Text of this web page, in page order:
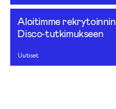
Aloitimme rekrytoinnin
Disco‑tutkimukseen
Uutiset